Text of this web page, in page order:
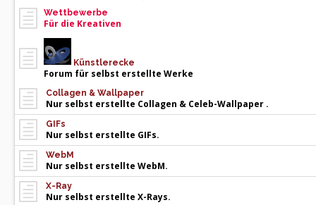
Wettbewerbe
Für die Kreativen
Künstlerecke
Forum für selbst erstellte Werke
Collagen & Wallpaper
Nur selbst erstellte Collagen & Celeb-Wallpaper .
GIFs
Nur selbst erstellte GIFs.
WebM
Nur selbst erstellte WebM.
X-Ray
Nur selbst erstellte X-Rays.